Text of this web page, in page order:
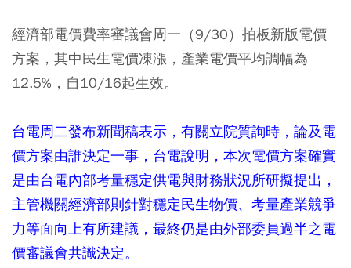
經濟部電價費率審議會周一（9/30）拍板新版電價
方案，其中民生電價凍漲，產業電價平均調幅為
12.5%，自10/16起生效。
台電周二發布新聞稿表示，有關立院質詢時，論及電
價方案由誰決定一事，台電說明，本次電價方案確實
是由台電內部考量穩定供電與財務狀況所研擬提出，
主管機關經濟部則針對穩定民生物價、考量產業競爭
力等面向上有所建議，最終仍是由外部委員過半之電
價審議會共識決定。